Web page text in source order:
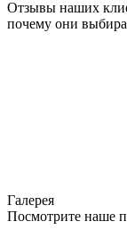
Отзывы наших
почему они
Галерея
Посмотрите наше